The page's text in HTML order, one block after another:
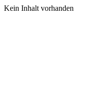
Kein Inhalt vorhanden